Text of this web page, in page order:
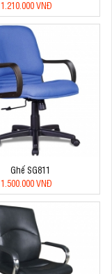
1.210.000 VNĐ
Ghế SG811
1.500.000 VNĐ